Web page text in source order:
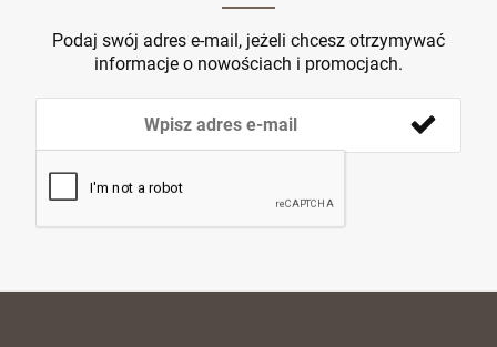
Podaj swój adres e-mail, jeżeli chcesz otrzymywać
informacje o nowościach i promocjach.